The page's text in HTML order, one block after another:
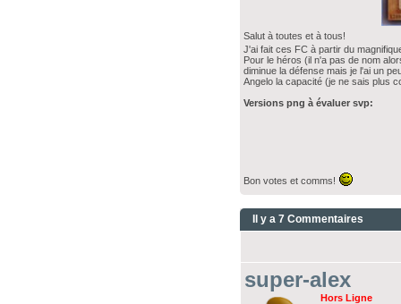
Salut à toutes et à tous!
J'ai fait ces FC à partir du
Pour le héros (il n'a pas de nom
diminue la défense mais je l'ai un
Angelo la capacité (je ne sais plus
Versions png à évaluer svp:
Bon votes et comms!
Il y a 7 Commentaires
super-alex
Hors Ligne